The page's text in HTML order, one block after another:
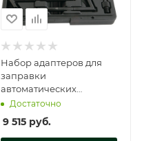
Набор адаптеров для
заправки
автоматических
коробок передач, 8
предметов, ATS-3003A-
PS1
Достаточно
9 515руб.